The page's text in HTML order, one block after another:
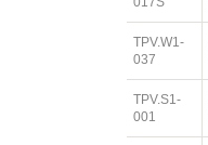
TPV.W1-
037
TPV.S1-
001